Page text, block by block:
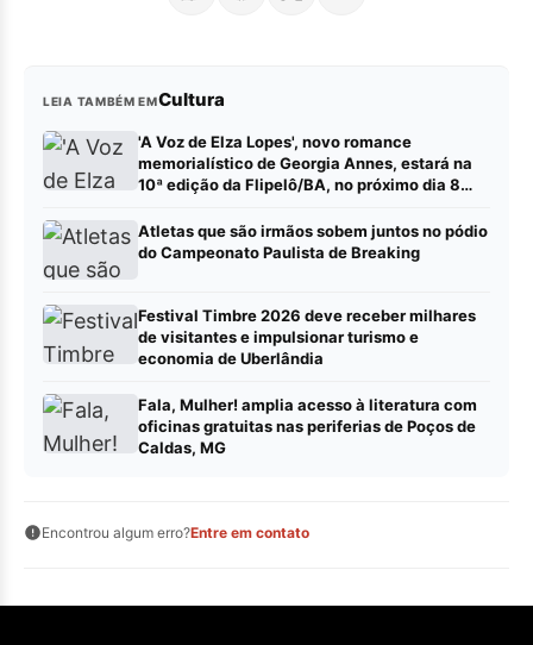
LEIA TAMBÉM EMCultura
'A Voz de Elza Lopes', novo romance
memorialístico de Georgia Annes, estará na
10ª edição da Flipelô/BA, no próximo dia 8
Atletas que são irmãos sobem juntos no pódio
do Campeonato Paulista de Breaking
Festival Timbre 2026 deve receber milhares
de visitantes e impulsionar turismo e
economia de Uberlândia
Fala, Mulher! amplia acesso à literatura com
oficinas gratuitas nas periferias de Poços de
Caldas, MG
Encontrou algum erro?Entre em contato